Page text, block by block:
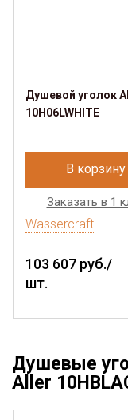
Душевой уголок
10H06LWHITE
В корзину
Заказать в 1
Wassercraft
103 607 руб./
шт.
Душевые
Aller